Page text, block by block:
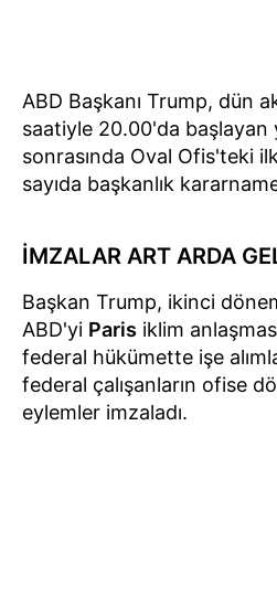
ABD Başkanı Trump, dün
saatiyle 20.00'da başlayan
sonrasında Oval Ofis'teki
sayıda başkanlık
İMZALAR ART ARDA
Başkan Trump, ikinci
ABD'yi Paris iklim
federal hükümette işe
federal çalışanların ofise
eylemler imzaladı.